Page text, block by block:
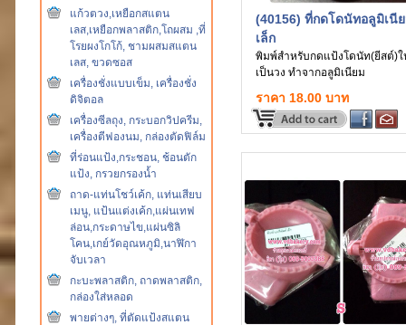
แก้วตวง,เหยือกสแตน
เลส,เหยือกพลาสติก,โถผสม ,ที่
โรยผงโกโก้, ชามผสมสแตน
เลส, ขวดซอส
เครื่องชั่งแบบเข็ม, เครื่องชั่ง
ดิจิตอล
เครื่องซีลถุง, กระบอกวิปครีม,
เครื่องตีฟองนม, กล่องตัดฟิล์ม
ที่ร่อนแป้ง,กระชอน, ช้อนตัก
แป้ง, กรวยกรองน้ำ
ถาด-แท่นโชว์เค้ก, แท่นเสียบ
เมนู, แป้นแต่งเค้ก,แผ่นเทฟ
ล่อน,กระดาษไข,แผ่นซิลิ
โคน,เกย์วัดอุณหภูมิ,นาฬิกา
จับเวลา
กะบะพลาสติก, ถาดพลาสติก,
กล่องใส่หลอด
พายต่างๆ, ที่ตัดแป้งสแตน
(40156) ที่กดโดนัทอลูมิเนี
เล็ก
พิมพ์สำหรับกดแป้งโดนัท(ยีสต์)ใ
เป็นวง ทำจากอลูมิเนียม
ราคา 18.00 บาท